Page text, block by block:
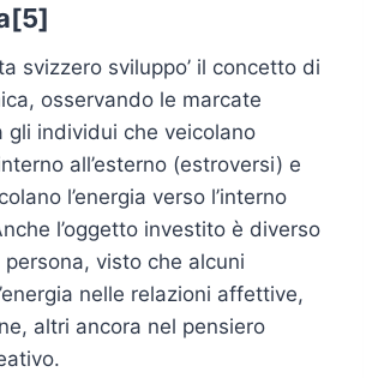
[5]
svizzero sviluppo’ il concetto di
osservando le marcate
gli individui che veicolano
all’esterno (estroversi) e
l’energia verso l’interno
l’oggetto investito è diverso
visto che alcuni
nelle relazioni affettive,
altri ancora nel pensiero